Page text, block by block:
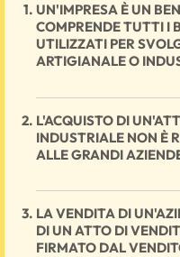
UN'IMPRESA È UN
COMPRENDE TUTTI I
UTILIZZATI PER
ARTIGIANALE O
L'ACQUISTO DI
INDUSTRIALE NON È
ALLE GRANDI
LA VENDITA DI
DI UN ATTO DI
FIRMATO DAL